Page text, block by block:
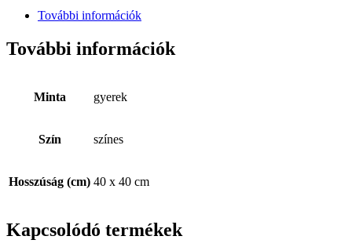
További információk
További információk
Minta gyerek
Szín színes
Hosszúság (cm) 40 x 40 cm
Kapcsolódó termékek